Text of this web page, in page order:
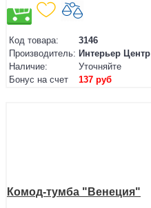
Код товара:
3146
Производитель: Интерьер Центр
Наличие:
Уточняйте
Бонус на счет
137 руб
Комод-тумба "Венеция"